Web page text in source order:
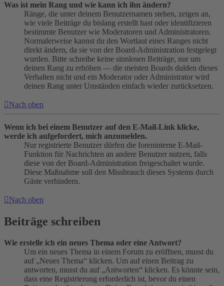
Was ist mein Rang und wie kann ich ihn ändern?
Ränge, die unter deinem Benutzernamen stehen, zeigen an,
wie viele Beiträge du bislang erstellt hast oder identifizieren
bestimmte Benutzer wie Moderatoren und Administratoren.
Normalerweise kannst du den Wortlaut eines Ranges nicht
direkt ändern, da sie von der Board-Administration festgelegt
wurden. Bitte schreibe keine sinnlosen Beiträge, nur um
deinen Rang zu erhöhen — die meisten Boards dulden dieses
Verhalten nicht und ein Moderator oder Administrator wird
deinen Rang unter Umständen einfach wieder zurücksetzen.
Nach oben
Wenn ich bei einem Benutzer auf den E-Mail-Link klicke,
werde ich aufgefordert, mich anzumelden.
Nur registrierte Benutzer dürfen die foreninterne E-Mail-
Funktion für Nachrichten an andere Benutzer nutzen, falls
diese von der Board-Administration freigeschaltet wurde.
Diese Maßnahme soll den Missbrauch dieses Systems durch
Gäste verhindern.
Nach oben
Beiträge schreiben
Wie erstelle ich ein neues Thema oder eine Antwort?
Um ein neues Thema in einem Forum zu eröffnen, musst du
auf „Neues Thema“ klicken. Um auf einen Beitrag zu
antworten, musst du auf „Antworten“ klicken. Es könnte sein,
dass eine Registrierung erforderlich ist, bevor du einen